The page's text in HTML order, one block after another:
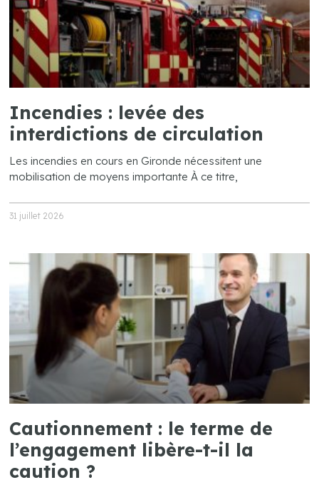
Incendies : levée des
interdictions de circulation
Les incendies en cours en Gironde nécessitent une
mobilisation de moyens importante À ce titre,
31 juillet 2026
Cautionnement : le terme de
l’engagement libère-t-il la
caution ?